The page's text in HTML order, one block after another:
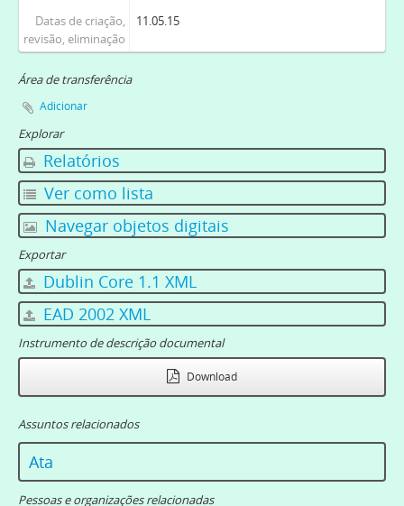
Datas de criação,
revisão, eliminação
11.05.15
Área de transferência
Adicionar
Explorar
Relatórios
Ver como lista
Navegar objetos digitais
Exportar
Dublin Core 1.1 XML
EAD 2002 XML
Instrumento de descrição documental
Download
Assuntos relacionados
Ata
Pessoas e organizações relacionadas